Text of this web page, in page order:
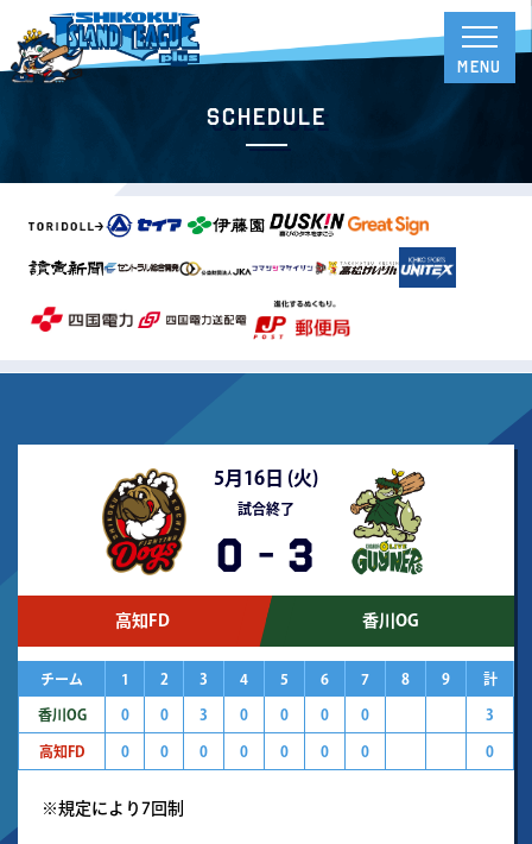
Schedule
5月16日 (火)
試合終了
0 - 3
高知FD 香川OG
チーム 1 2 3 4 5 6 7 8 9 計
香川OG 0 0 3 0 0 0 0 3
高知FD 0 0 0 0 0 0 0 0
※規定により7回制